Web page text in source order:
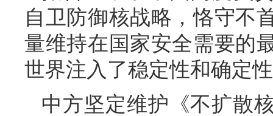
自卫防御核战略，恪守不
量维持在国家安全需要的
世界注入了稳定性和确定
中方坚定维护《不扩散